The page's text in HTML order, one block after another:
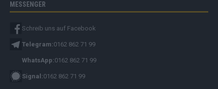
MESSENGER
Schreib uns auf Facebook
Telegram:0162 862 71 99
WhatsApp:0162 862 71 99
Signal:0162 862 71 99